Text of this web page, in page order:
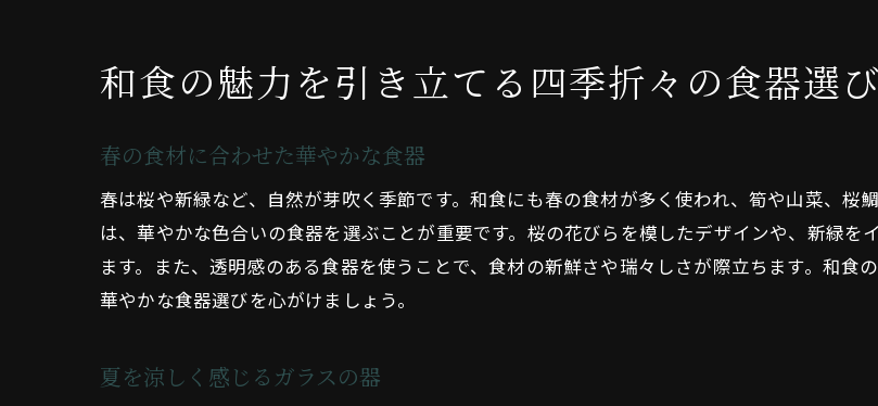
年間を通じて使える万能食器の選び方
四季の和食を楽しむための食器の選び方
秋の味覚を引き立てる食器のコツ
冬の料理を引き立てる暖かい食器
和食の魅力を引き立てる四季折々の食器選び
春の食材に合わせた華やかな食器
春は桜や新緑など、自然が芽吹く季節です。和食にも春の食材が多く使われ、筍や山菜、桜
は、華やかな色合いの食器を選ぶことが重要です。桜の花びらを模したデザインや、新緑
ます。また、透明感のある食器を使うことで、食材の新鮮さや瑞々しさが際立ちます。和食
華やかな食器選びを心がけましょう。
夏を涼しく感じるガラスの器